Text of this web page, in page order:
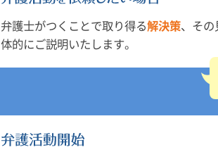
弁護士がつくことで取り得る解決策、その
体的にご説明いたします。